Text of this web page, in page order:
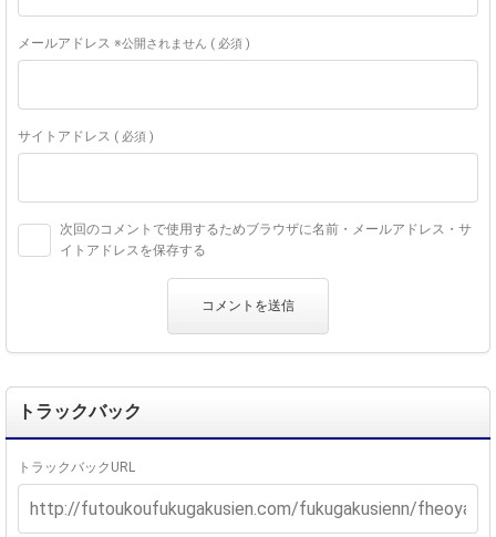
メールアドレス ※公開されません ( 必須 )
サイトアドレス ( 必須 )
次回のコメントで使用するためブラウザに名前・メールアドレス・サ
イトアドレスを保存する
トラックバック
トラックバックURL